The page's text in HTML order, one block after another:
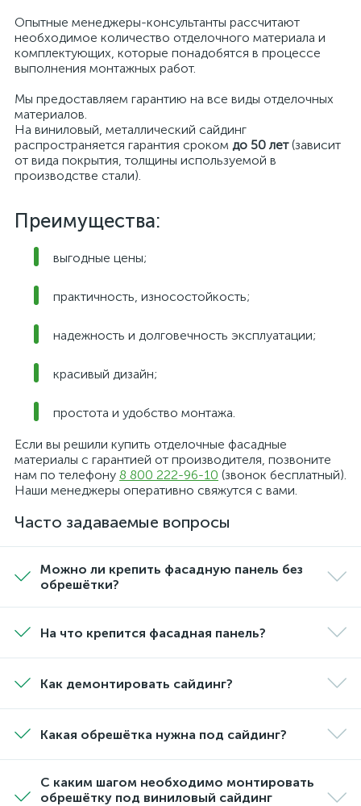
Опытные менеджеры-консультанты рассчитают
необходимое количество отделочного материала и
комплектующих, которые понадобятся в процессе
выполнения монтажных работ.
Мы предоставляем гарантию на все виды отделочных
материалов.
На виниловый, металлический сайдинг
распространяется гарантия сроком до 50 лет(зависит
от вида покрытия, толщины используемой в
производстве стали).
Преимущества:
выгодные цены;
практичность, износостойкость;
надежность и долговечность эксплуатации;
красивый дизайн;
простота и удобство монтажа.
Если вы решили купить отделочные фасадные
материалы с гарантией от производителя, позвоните
нам по телефону 8 800 222-96-10 (звонок бесплатный).
Наши менеджеры оперативно свяжутся с вами.
Часто задаваемые вопросы
Можно ли крепить фасадную панель без
обрешётки?
На что крепится фасадная панель?
Как демонтировать сайдинг?
Какая обрешётка нужна под сайдинг?
С каким шагом необходимо монтировать
обрешётку под виниловый сайдинг